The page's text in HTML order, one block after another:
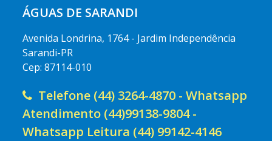
ÁGUAS DE SARANDI
Avenida Londrina, 1764 - Jardim Independência
Sarandi-PR
Cep: 87114-010
Telefone (44) 3264-4870 - Whatsapp
Atendimento (44)99138-9804 -
Whatsapp Leitura (44) 99142-4146